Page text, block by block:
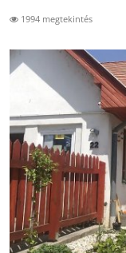
1994 megtekintés